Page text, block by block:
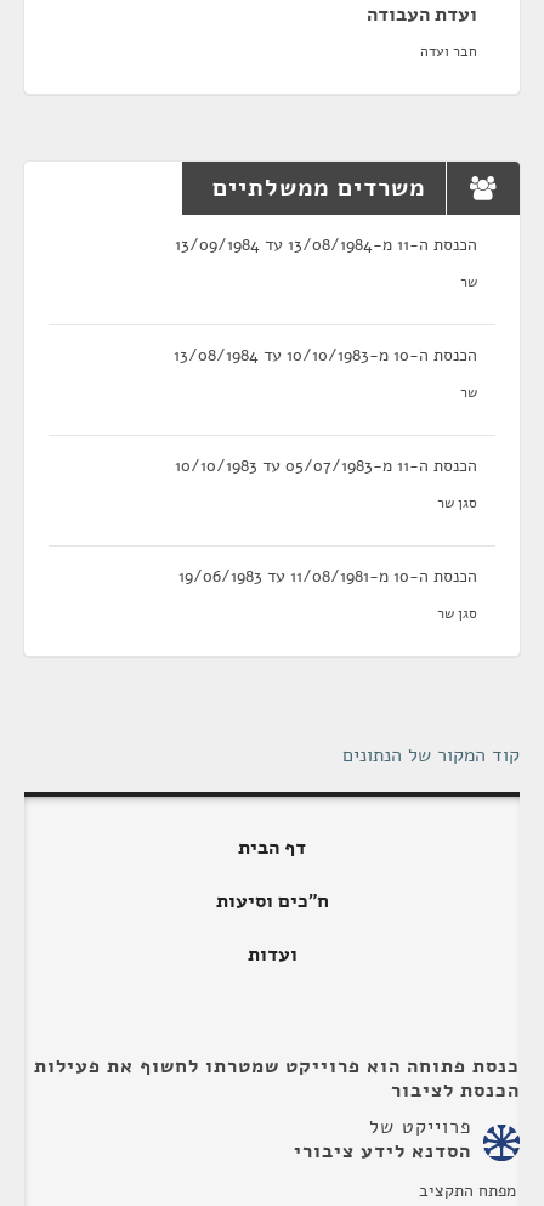
ועדת העבודה
חבר ועדה
משרדים ממשלתיים
הכנסת ה-11 מ-13/08/1984 עד 13/09/1984
שר
הכנסת ה-10 מ-10/10/1983 עד 13/08/1984
שר
הכנסת ה-11 מ-05/07/1983 עד 10/10/1983
סגן שר
הכנסת ה-10 מ-11/08/1981 עד 19/06/1983
סגן שר
קוד המקור של הנתונים
דף הבית
ח"כים וסיעות
ועדות
כנסת פתוחה הוא פרוייקט שמטרתו לחשוף את פעילות
הכנסת לציבור
פרוייקט של
הסדנא לידע ציבורי
מפתח התקציב